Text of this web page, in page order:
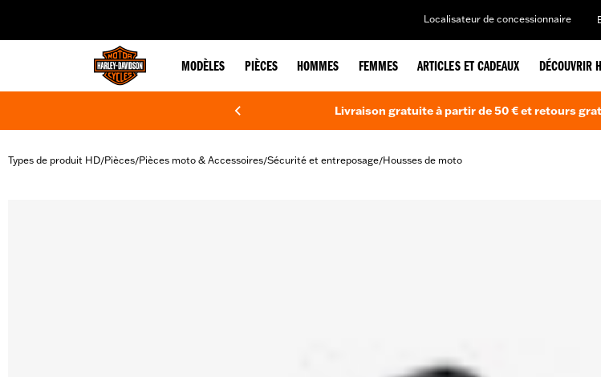
Localisateur de concessionnaire
MODÈLES PIÈCES HOMMES FEMMES ARTICLES ET CADEAUX DÉCOUVRIR
Livraison gratuite à partir de 50 € et retours
Types de produit HD/Pièces/Pièces moto & Accessoires/Sécurité et entreposage/Housses de moto